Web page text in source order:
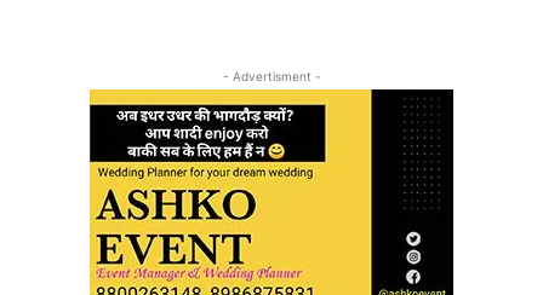
- Advertisment -